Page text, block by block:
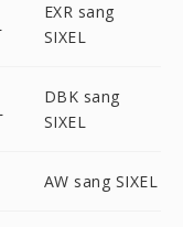
EXR sang
SIXEL
DBK sang
SIXEL
AW sang SIXEL